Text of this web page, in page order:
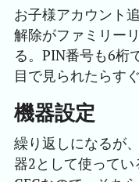
お子様アカウント
解除がファミリー
る。PIN番号も6桁
目で見られたらす
機器設定
繰り返しになるが
器2として使って